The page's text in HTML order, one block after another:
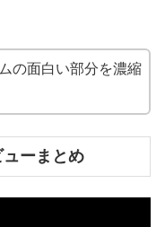
の面白い部分を濃縮
ューまとめ